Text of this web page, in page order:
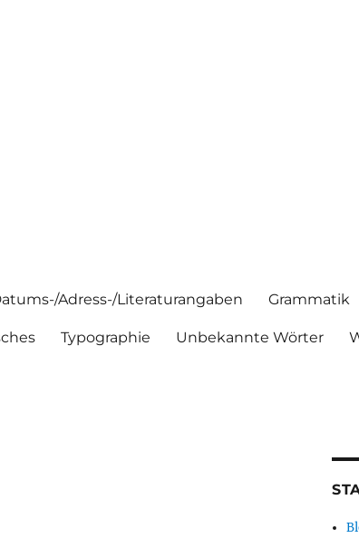
Adress-/Literaturangaben Grammatik
Typographie Unbekannte Wörter